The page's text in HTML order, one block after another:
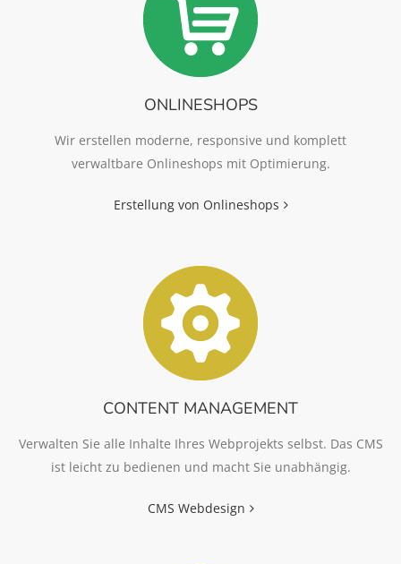
ONLINESHOPS
Wir erstellen moderne, responsive und komplett
verwaltbare Onlineshops mit Optimierung.
Erstellung von Onlineshops
CONTENT MANAGEMENT
Verwalten Sie alle Inhalte Ihres Webprojekts selbst. Das CMS
ist leicht zu bedienen und macht Sie unabhängig.
CMS Webdesign